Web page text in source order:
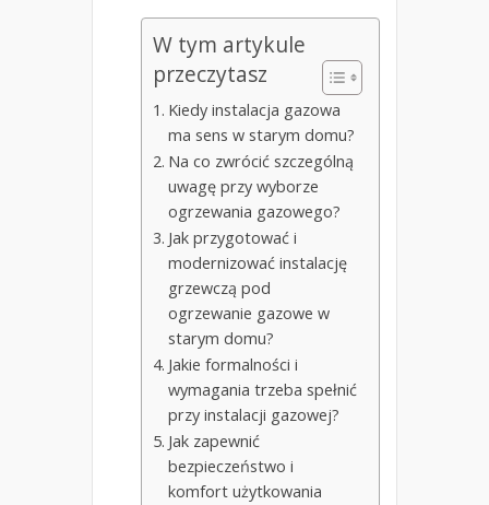
W tym artykule
przeczytasz
Kiedy instalacja gazowa
ma sens w starym domu?
Na co zwrócić szczególną
uwagę przy wyborze
ogrzewania gazowego?
Jak przygotować i
modernizować instalację
grzewczą pod
ogrzewanie gazowe w
starym domu?
Jakie formalności i
wymagania trzeba spełnić
przy instalacji gazowej?
Jak zapewnić
bezpieczeństwo i
komfort użytkowania